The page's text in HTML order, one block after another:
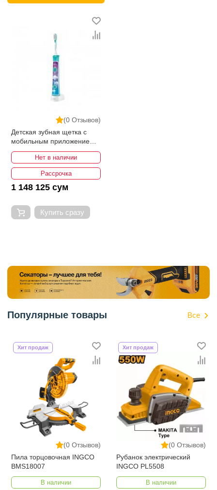
раковины в интернет-магазине представлены
ведущими производителями и брендами, список
которых постоянно расширяется. Мы доставляем
товар в любом количестве по всей территории
страны. Все это дополняет лучшая по Узбекистану
стоимость, Аксессуары для раковины от ikarvon.uz
— это самый широкий диапазон цен. Причем здесь
представлена оптимальная цена для каждой
позиции из категории Аксессуары для раковины.
(0 Отзывов)
Детская зубная щетка c
мобильным приложением
Philips HX6322/04
Нет в наличии
Рассрочка
1 148 125 сум
Купить сразу
Популярные товары Все
(0 Отзывов)
Хит продаж
Пила торцовочная INGCO
BMS18007
В наличии
(0 Отзывов)
Хит продаж
Рубанок электрический
INGCO PL5508
В наличии